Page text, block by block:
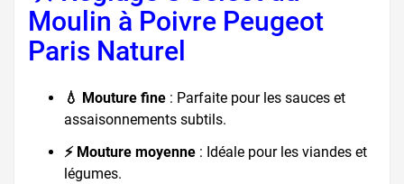
Moulin à Poivre Peugeot
Paris Naturel
💧 Mouture fine : Parfaite pour les sauces et
assaisonnements subtils.
⚡ Mouture moyenne : Idéale pour les viandes et
légumes.